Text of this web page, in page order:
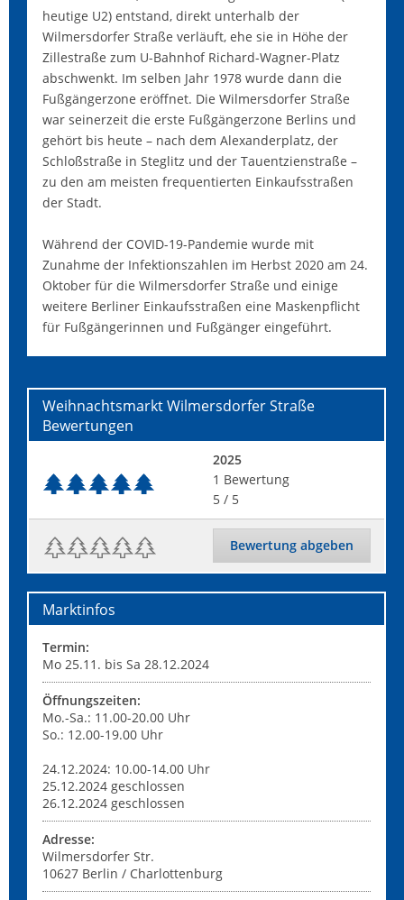
heutige U2) entstand, direkt unterhalb der
Wilmersdorfer Straße verläuft, ehe sie in Höhe der
Zillestraße zum U-Bahnhof Richard-Wagner-Platz
abschwenkt. Im selben Jahr 1978 wurde dann die
Fußgängerzone eröffnet. Die Wilmersdorfer Straße
war seinerzeit die erste Fußgängerzone Berlins und
gehört bis heute – nach dem Alexanderplatz, der
Schloßstraße in Steglitz und der Tauentzienstraße –
zu den am meisten frequentierten Einkaufsstraßen
der Stadt.
Während der COVID-19-Pandemie wurde mit
Zunahme der Infektionszahlen im Herbst 2020 am 24.
Oktober für die Wilmersdorfer Straße und einige
weitere Berliner Einkaufsstraßen eine Maskenpflicht
für Fußgängerinnen und Fußgänger eingeführt.
Weihnachtsmarkt Wilmersdorfer Straße
Bewertungen
2025
1 Bewertung
5 / 5
Bewertung abgeben
Marktinfos
Termin:
Mo 25.11. bis Sa 28.12.2024
Öffnungszeiten:
Mo.-Sa.: 11.00-20.00 Uhr
So.: 12.00-19.00 Uhr
24.12.2024: 10.00-14.00 Uhr
25.12.2024 geschlossen
26.12.2024 geschlossen
Adresse:
Wilmersdorfer Str.
10627 Berlin / Charlottenburg